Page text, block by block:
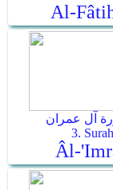
Al-
3. Surah
Âl-